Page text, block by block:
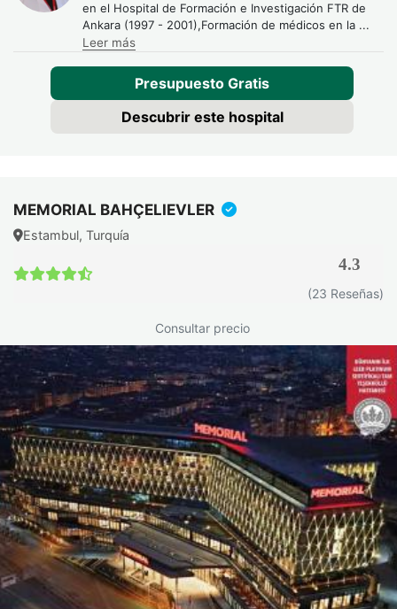
en el Hospital de Formación e Investigación FTR de
Ankara (1997 - 2001),Formación de médicos en la ...
Leer más
Presupuesto Gratis
Descubrir este hospital
MEMORIAL BAHÇELIEVLER
Estambul, Turquía
4.3
(23 Reseñas)
Consultar precio